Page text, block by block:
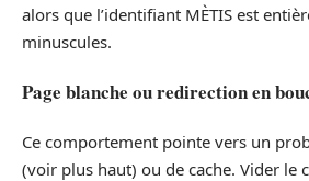
alors que l’identifiant MÈTIS est
minuscules.
Page blanche ou redirection en
Ce comportement pointe vers un
(voir plus haut) ou de cache. Vider le